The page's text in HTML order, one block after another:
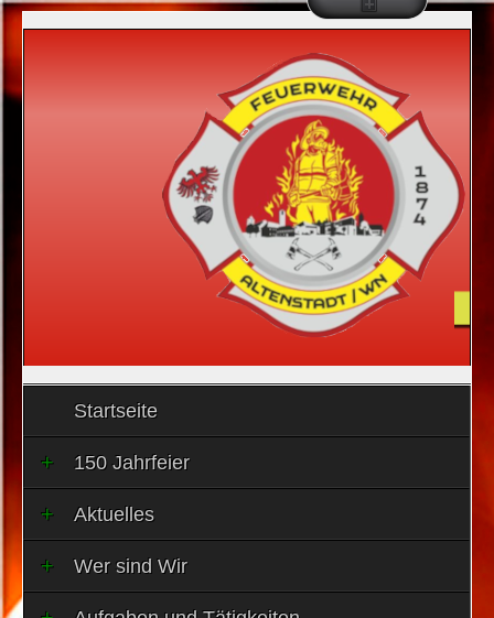
Startseite
150 Jahrfeier
Aktuelles
Wer sind Wir